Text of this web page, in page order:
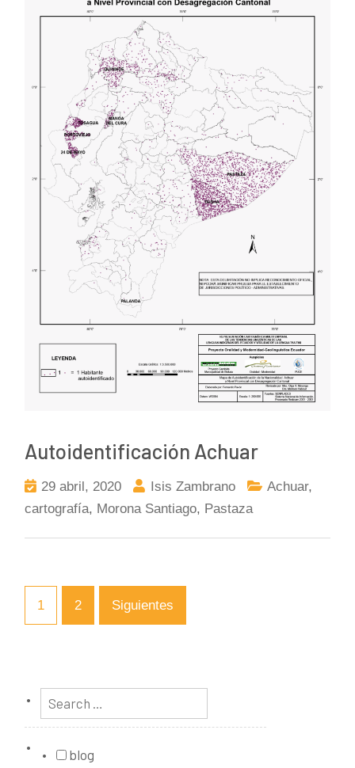
Autoidentificación Achuar
29 abril, 2020 Isis Zambrano Achuar,
cartografía, Morona Santiago, Pastaza
1 2 Siguientes
blog